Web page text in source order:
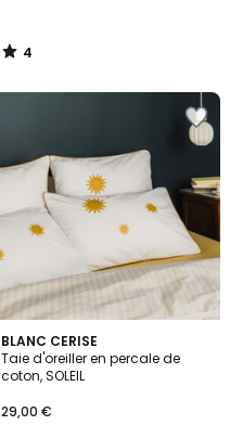
4
/
BLANC CERISE
Taie d'oreiller en percale de
coton, SOLEIL
29,00 €